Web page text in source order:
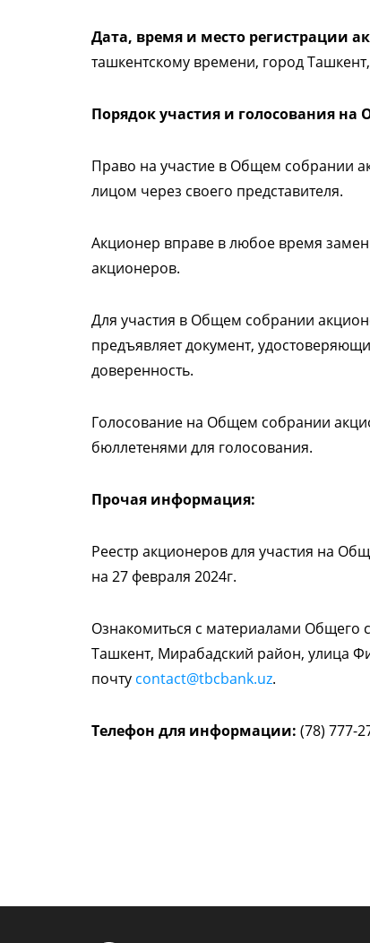
Дата, время и место регистрации
ташкентскому времени, город
Порядок участия и голосования
Право на участие в Общем собрании
лицом через своего представителя.
Акционер вправе в любое время
акционеров.
Для участия в Общем собрании
предъявляет документ,
доверенность.
Голосование на Общем собрании
бюллетенями для голосования.
Прочая информация:
Реестр акционеров для участия на
на 27 февраля 2024г.
Ознакомиться с материалами Общего
Ташкент, Мирабадский район, улица
почту contact@tbcbank.uz.
Телефон для информации: (78) 777-